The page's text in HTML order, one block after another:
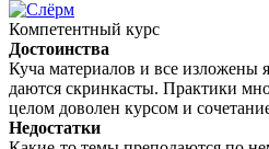
Компетентный курс
Достоинства
Куча материалов и все изложены
даются скринкасты. Практики
целом доволен курсом и
Недостатки